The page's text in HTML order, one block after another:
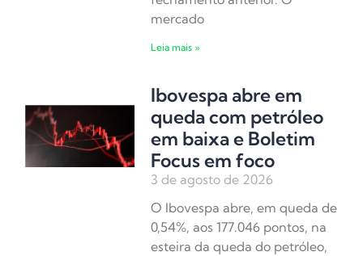
mercado
Leia mais »
Ibovespa abre em
queda com petróleo
em baixa e Boletim
Focus em foco
3 de agosto de 2026
O Ibovespa abre, em queda de
0,54%, aos 177.046 pontos, na
esteira da queda do petróleo,